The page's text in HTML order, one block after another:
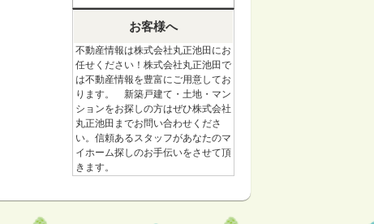
お客様へ
不動産情報は株式会社丸正池田にお
任せください！株式会社丸正池田で
は不動産情報を豊富にご用意してお
ります。 新築戸建て・土地・マン
ションをお探しの方はぜひ株式会社
丸正池田までお問い合わせくださ
い。信頼あるスタッフがあなたのマ
イホーム探しのお手伝いをさせて頂
きます。